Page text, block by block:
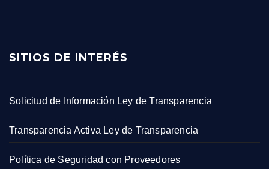
SITIOS DE INTERÉS
Solicitud de Información Ley de Transparencia
Transparencia Activa Ley de Transparencia
Política de Seguridad con Proveedores